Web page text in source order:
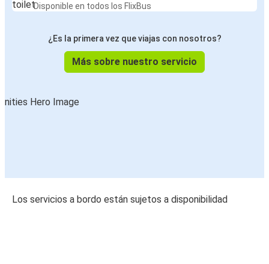
Disponible en todos los FlixBus
¿Es la primera vez que viajas con nosotros?
Más sobre nuestro servicio
Los servicios a bordo están sujetos a disponibilidad